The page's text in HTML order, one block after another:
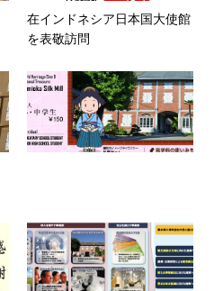
在インドネシア日本国大使館
を表敬訪問